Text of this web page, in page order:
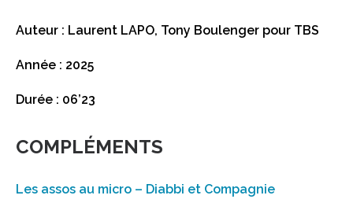
Auteur : Laurent LAPO, Tony Boulenger pour TBS
Année : 2025
Durée : 06’23
COMPLÉMENTS
Les assos au micro – Diabbi et Compagnie